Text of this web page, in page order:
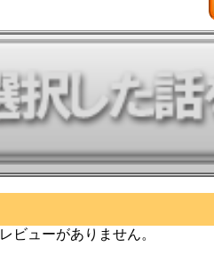
レビューがありません。